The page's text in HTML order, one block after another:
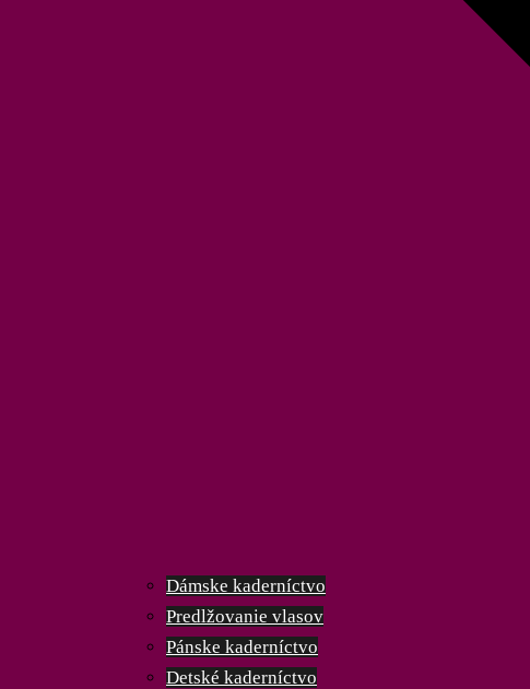
Dámske kaderníctvo
Predlžovanie vlasov
Pánske kaderníctvo
Detské kaderníctvo